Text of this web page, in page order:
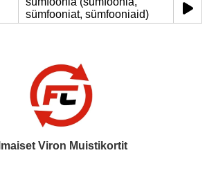
sümfooniat, sümfooniaid)
Ilmaiset Viron Muistikortit